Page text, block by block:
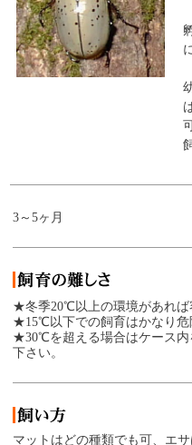
3～5ヶ月
★冬季20℃以上の環境があれば
★15℃以下での飼育はかなり危
★30℃を超える場合はケース内
下さい。
マットはどの種類でも可、エ